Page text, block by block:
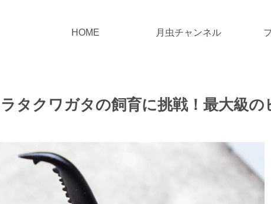
HOME 月虫チャンネル
タクワガタの飼育に挑戦！最大級の